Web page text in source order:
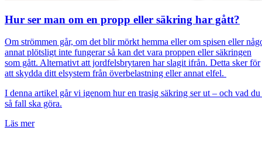
Hur ser man om en propp eller säkring har gått?
Om strömmen går, om det blir mörkt hemma eller om spisen eller
annat plötsligt inte fungerar så kan det vara proppen eller säkringen
som gått. Alternativt att jordfelsbrytaren har slagit ifrån. Detta sker för
att skydda ditt elsystem från överbelastning eller annat elfel.
I denna artikel går vi igenom hur en trasig säkring ser ut – och vad
så fall ska göra.
Läs mer